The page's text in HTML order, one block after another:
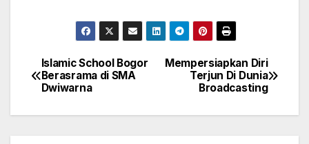
Post
navigation
Mempersiapkan Diri
Terjun Di Dunia
Broadcasting
Islamic School Bogor
Berasrama di SMA
Dwiwarna